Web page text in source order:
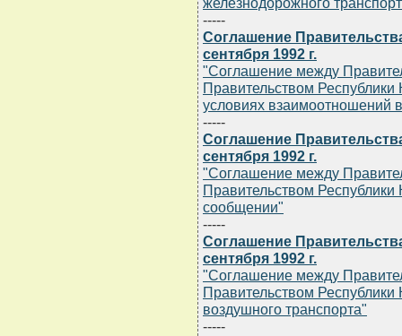
-----
Соглашение
сентября 1992 г.
"Соглашение между
Правительством Республики
условиях взаимоотношений
-----
Соглашение
сентября 1992 г.
"Соглашение между
Правительством
сообщении"
-----
Соглашение
сентября 1992 г.
"Соглашение между
Правительством Республики
воздушного транспорта"
-----